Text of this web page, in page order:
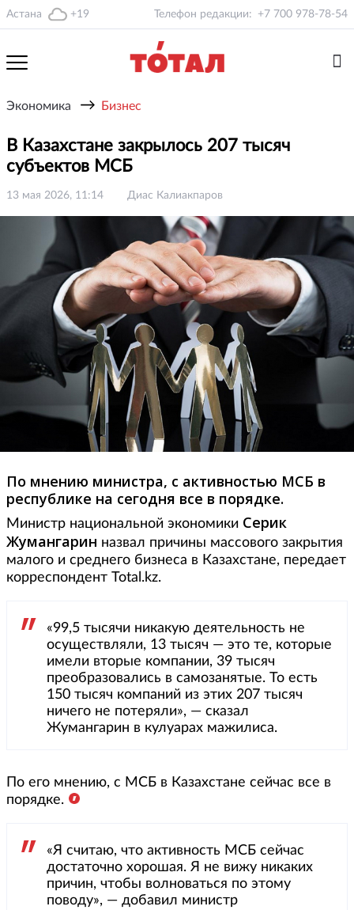
Астана +19 Телефон редакции: +7 700 978-78-54
Экономика → Бизнес
В Казахстане закрылось 207 тысяч
субъектов МСБ
13 мая 2026, 11:14 Диас Калиакпаров
По мнению министра, с активностью МСБ в
республике на сегодня все в порядке.
Министр национальной экономики Серик
Жумангарин назвал причины массового закрытия
малого и среднего бизнеса в Казахстане, передает
корреспондент Total.kz.
«99,5 тысячи никакую деятельность не
осуществляли, 13 тысяч — это те, которые
имели вторые компании, 39 тысяч
преобразовались в самозанятые. То есть
150 тысяч компаний из этих 207 тысяч
ничего не потеряли», — сказал
Жумангарин в кулуарах мажилиса.
По его мнению, с МСБ в Казахстане сейчас все в
порядке.
«Я считаю, что активность МСБ сейчас
достаточно хорошая. Я не вижу никаких
причин, чтобы волноваться по этому
поводу», — добавил министр